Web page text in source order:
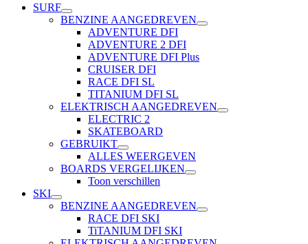
Nederlands
SURF
BENZINE AANGEDREVEN
ADVENTURE DFI
ADVENTURE 2 DFI
ADVENTURE DFI Plus
CRUISER DFI
RACE DFI SL
TITANIUM DFI SL
ELEKTRISCH AANGEDREVEN
ELECTRIC 2
SKATEBOARD
GEBRUIKT
ALLES WEERGEVEN
BOARDS VERGELIJKEN
Toon verschillen
SKI
BENZINE AANGEDREVEN
RACE DFI SKI
TiTANIUM DFI SKI